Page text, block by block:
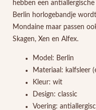
hebben een
Berlin horlogebandje
Mondaine maar passen
Skagen, Xen en Alfex.
Model: Berlin
Materiaal: kalfsleer
Kleur: wit
Design: classic
Voering: